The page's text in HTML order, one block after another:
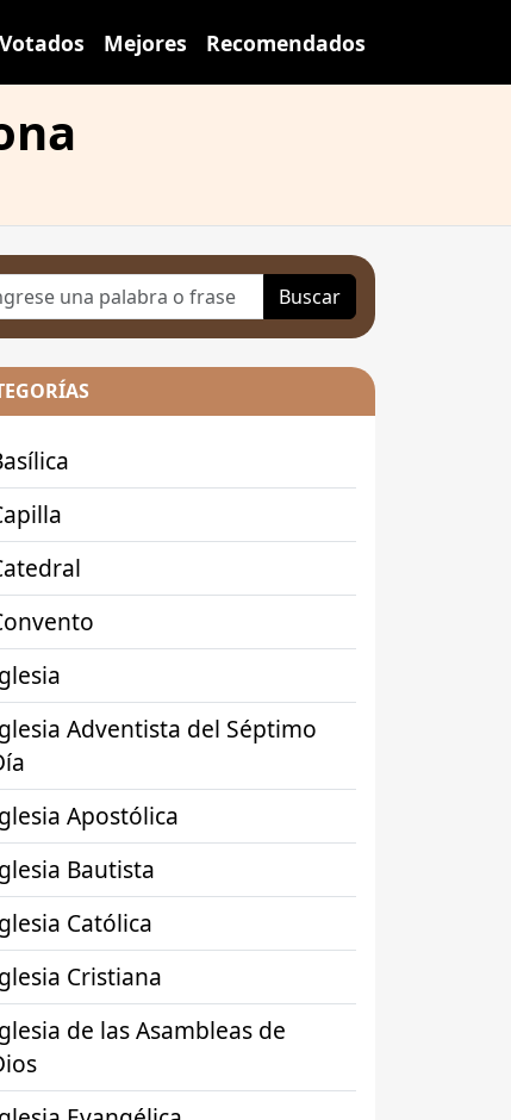
Votados Mejores Recomendados
Buscar
Adventista del Séptimo
Apostólica
Bautista
Católica
Cristiana
de las Asambleas de